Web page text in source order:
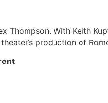
Thompson. With Keith
production of